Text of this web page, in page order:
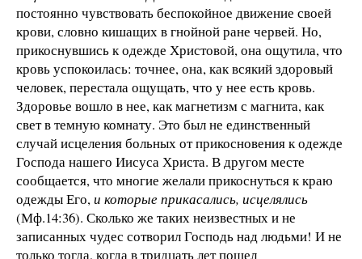
постоянно чувствовать беспокойное движение своей
крови, словно кишащих в гнойной ране червей. Но,
прикоснувшись к одежде Христовой, она ощутила, что
кровь успокоилась: точнее, она, как всякий здоровый
человек, перестала ощущать, что у нее есть кровь.
Здоровье вошло в нее, как магнетизм с магнита, как
свет в темную комнату. Это был не единственный
случай исцеления больных от прикосновения к одежде
Господа нашего Иисуса Христа. В другом месте
сообщается, что многие желали прикоснуться к краю
одежды Его,и которые прикасались, исцелялись
(Мф.14:36). Сколько же таких неизвестных и не
записанных чудес сотворил Господь над людьми! И не
только тогда, когда в тридцать лет пошел